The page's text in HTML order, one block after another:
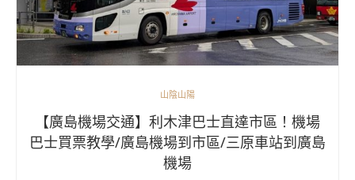
山陰山陽
【廣島機場交通】利木津巴士直達市區！機場
巴士買票教學/廣島機場到市區/三原車站到廣島
機場